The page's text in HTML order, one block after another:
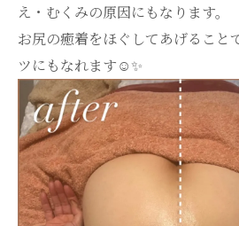
え・むくみの原因にもなります。
お尻の癒着をほぐしてあげること
ツにもなれます☺️✨